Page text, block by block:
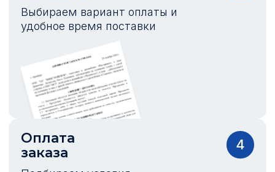
Выбираем вариант оплаты и
удобное время поставки
Оплата
заказа
4